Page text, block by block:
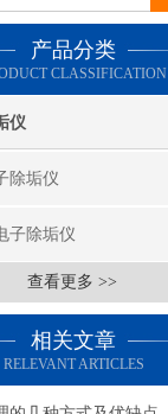
产品分类
CLASSIFICATION
仪
除垢仪
子除垢仪
查看更多 >>
相关文章
RELEVANT ARTICLES